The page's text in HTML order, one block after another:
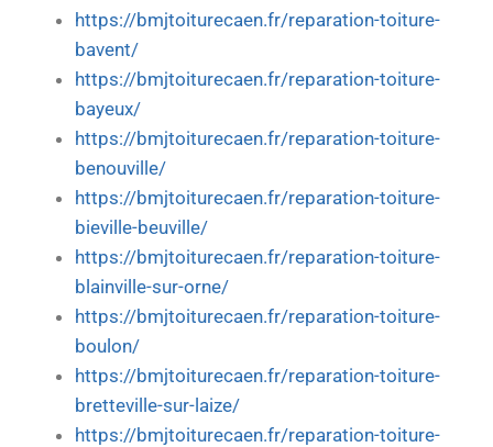
https://bmjtoiturecaen.fr/reparation-toiture-
bavent/
https://bmjtoiturecaen.fr/reparation-toiture-
bayeux/
https://bmjtoiturecaen.fr/reparation-toiture-
benouville/
https://bmjtoiturecaen.fr/reparation-toiture-
bieville-beuville/
https://bmjtoiturecaen.fr/reparation-toiture-
blainville-sur-orne/
https://bmjtoiturecaen.fr/reparation-toiture-
boulon/
https://bmjtoiturecaen.fr/reparation-toiture-
bretteville-sur-laize/
https://bmjtoiturecaen.fr/reparation-toiture-